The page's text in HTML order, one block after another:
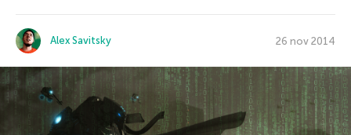
Alex Savitsky 26 nov 2014